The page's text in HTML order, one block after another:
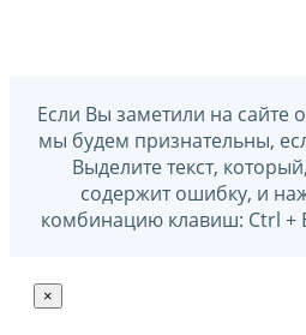
Если Вы заметили на сайте
мы будем признательны,
Выделите текст,
содержит ошибку, и
комбинацию клавиш: Ctrl +
×